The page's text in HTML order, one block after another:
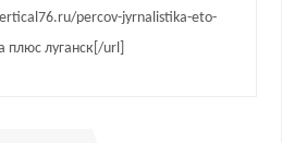
percov-jyrnalistika-eto-
луганск[/url]